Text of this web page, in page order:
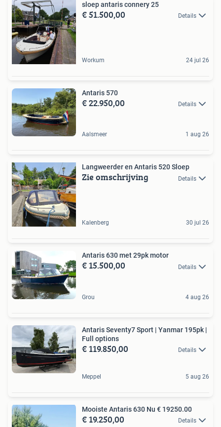
sloep antaris connery 25
€ 51.500,00 Details
Workum 24 jul 26
Antaris 570
€ 22.950,00 Details
Aalsmeer 1 aug 26
Langweerder en Antaris 520 Sloep
Zie omschrijving Details
Kalenberg 30 jul 26
Antaris 630 met 29pk motor
€ 15.500,00 Details
Grou 4 aug 26
Antaris Seventy7 Sport | Yanmar 195pk |
Full options
€ 119.850,00 Details
Meppel 5 aug 26
Mooiste Antaris 630 Nu € 19250.00
€ 19.250,00 Details